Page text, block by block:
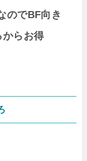
のでBF向き
からお得